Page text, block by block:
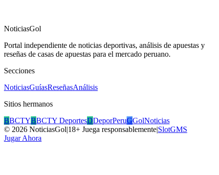
NoticiasGol
Portal independiente de noticias deportivas, análisis de apuestas y
reseñas de casas de apuestas para el mercado peruano.
Secciones
NoticiasGuíasReseñasAnálisis
Sitios hermanos
BBCTYBBCTY DeportesDDeporPeruGGolNoticias
© 2026 NoticiasGol|18+ Juega responsablemente|SlotGMS
Jugar Ahora